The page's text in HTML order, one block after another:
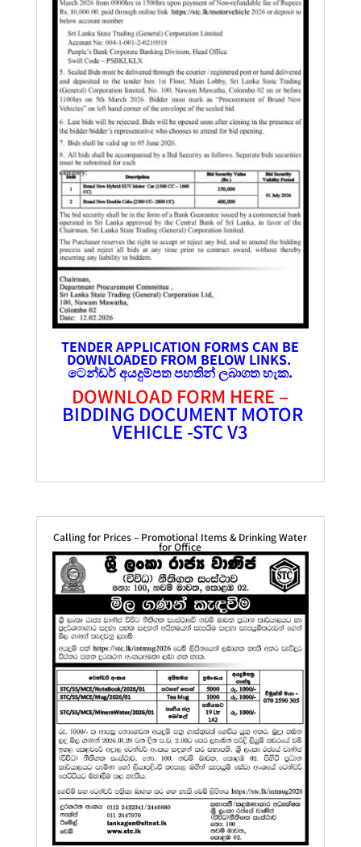
TENDER APPLICATION FORMS CAN BE
DOWNLOADED FROM BELOW LINKS.
ටෙන්ඩර්අයදුම්පතපහතින් ලබාගත හැක.
DOWNLOAD FORM HERE –
BIDDING DOCUMENT MOTOR
VEHICLE -STC V3
Calling for Prices – Promotional Items & Drinking Water
for Office